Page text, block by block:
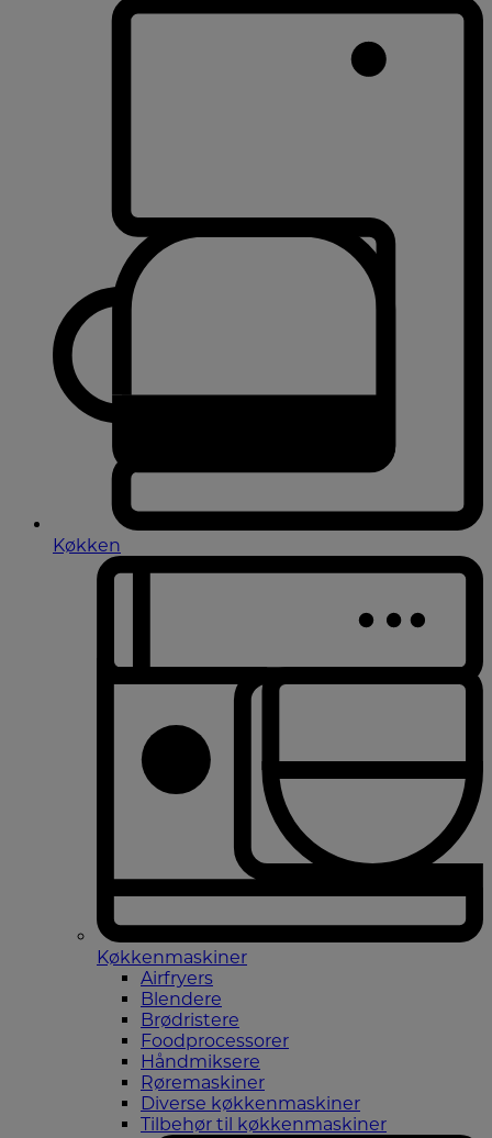
Køkken
Køkkenmaskiner
Airfryers
Blendere
Brødristere
Foodprocessorer
Håndmiksere
Røremaskiner
Diverse køkkenmaskiner
Tilbehør til køkkenmaskiner